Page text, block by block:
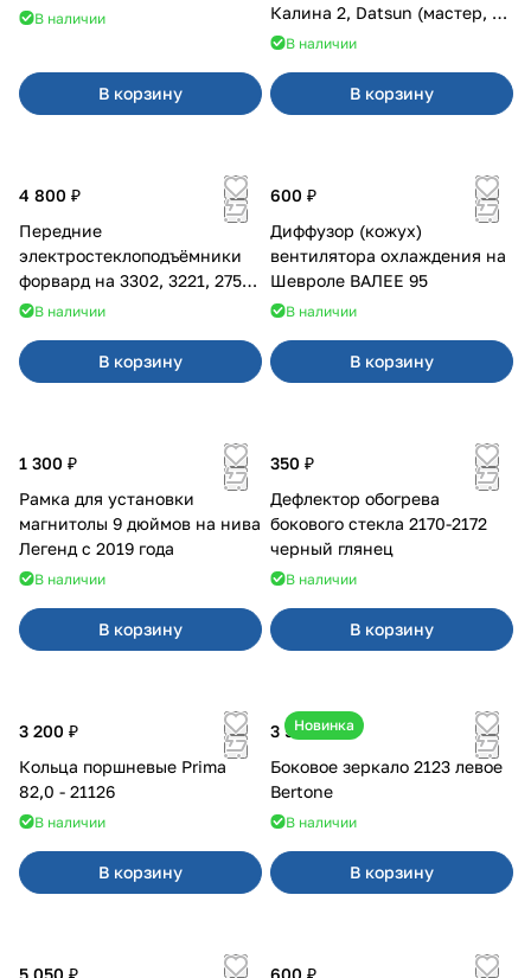
В наличии
В корзину
Калина 2, Datsun (мастер, с
ЭлУР, с подшипником) 2шт
В наличии
В корзину
4 800 ₽
Передние
электростеклоподъёмники
форвард на 3302, 3221, 2752,
2217В наличии
В корзину
600 ₽
Диффузор (кожух)
вентилятора охлаждения на
Шевроле ВАЛЕЕ 95
В наличии
В корзину
1 300 ₽
Рамка для установки
магнитолы 9 дюймов на нива
Легенд с 2019 года
В наличии
В корзину
350 ₽
Дефлектор обогрева
бокового стекла 2170-2172
черный глянец
В наличии
В корзину
3 200 ₽
Кольца поршневые Prima
82,0 - 21126
В наличии
В корзину
Новинка
3 500 ₽
Боковое зеркало 2123 левое
Bertone
В наличии
В корзину
5 050 ₽ 600 ₽